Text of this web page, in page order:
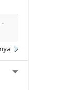
-